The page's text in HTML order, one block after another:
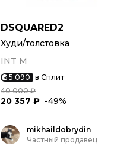
DSQUARED2
Худи/толстовка
INT M
5 090 в Сплит
40 000 ₽
20 357 ₽ -49%
mikhaildobrydin
Частный продавец